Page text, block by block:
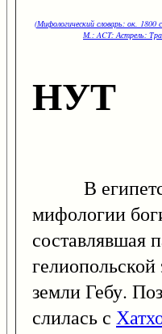
(Мифологический словарь: ок.
М.: ACT: Астрель:
НУТ
В
мифологии
составлявшая
гелиопольской
земли Гебу.
слилась с